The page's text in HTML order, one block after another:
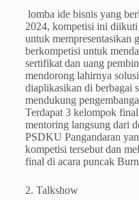
lomba ide bisnis yang
2024, kompetisi ini
untuk mempresentasikan
berkompetisi untuk
sertifikat dan uang
mendorong lahirnya
diaplikasikan di berbagai
mendukung
Terdapat 3 kelompok
mentoring langsung dari
PSDKU Pangandaran
kompetisi tersebut dan
final di acara puncak
2. Talkshow